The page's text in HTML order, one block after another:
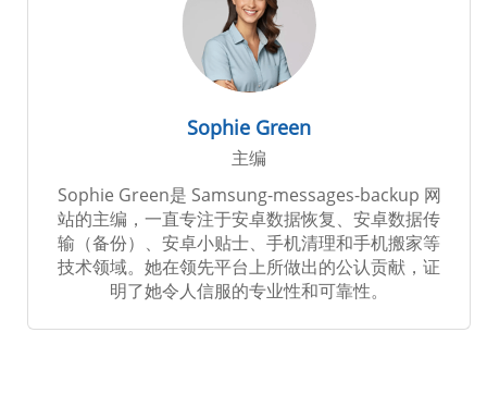
Sophie Green
主编
Sophie Green是 Samsung-messages-backup 网
站的主编，一直专注于安卓数据恢复、安卓数据传
输（备份）、安卓小贴士、手机清理和手机搬家等
技术领域。她在领先平台上所做出的公认贡献，证
明了她令人信服的专业性和可靠性。